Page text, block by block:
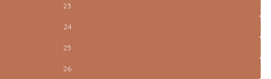
23
24
25
26